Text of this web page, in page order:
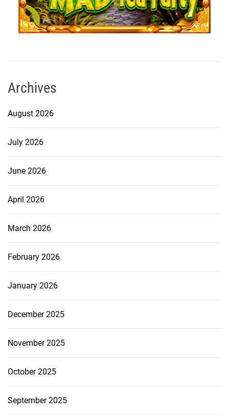
Archives
August 2026
July 2026
June 2026
April 2026
March 2026
February 2026
January 2026
December 2025
November 2025
October 2025
September 2025